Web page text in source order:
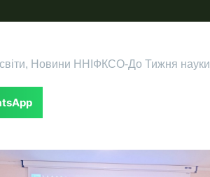
, Новини ННІФКСО-До Тижня науки